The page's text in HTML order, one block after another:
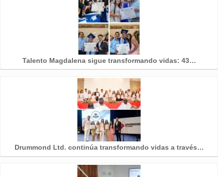
Talento Magdalena sigue transformando vidas: 43…
Drummond Ltd. continúa transformando vidas a través…